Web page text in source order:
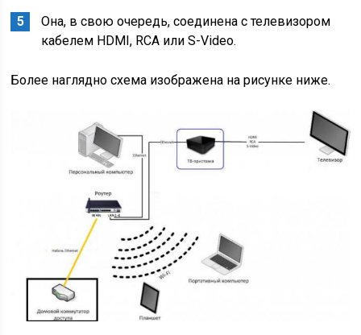
Она, в свою очередь, соединена с телевизором
кабелем HDMI, RCA или S-Video.
Более наглядно схема изображена на рисунке ниже.